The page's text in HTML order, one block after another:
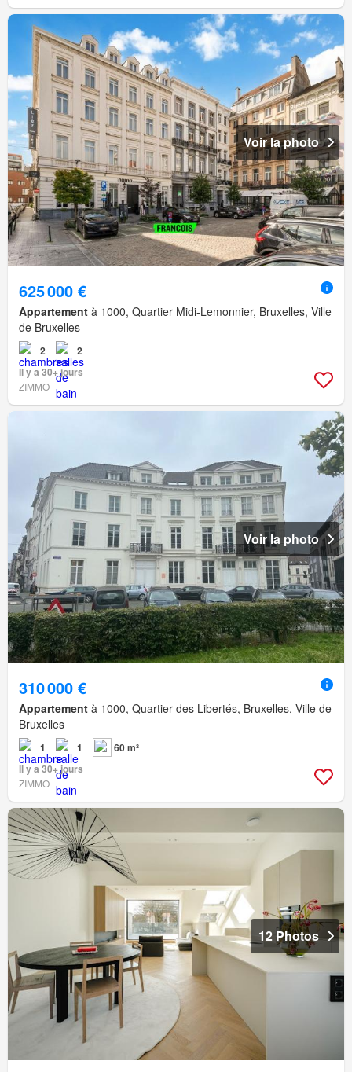
Voir la photo
625 000 €
Appartement à 1000, Quartier Midi-Lemonnier, Bruxelles, Ville
de Bruxelles
2
2
Il y a 30+ jours
ZIMMO
Voir la photo
310 000 €
Appartement à 1000, Quartier des Libertés, Bruxelles, Ville de
Bruxelles
1 1
60 m²
Il y a 30+ jours
ZIMMO
12 Photos